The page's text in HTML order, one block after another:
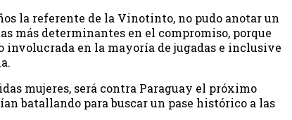
la referente de la Vinotinto, no pudo anotar un
más determinantes en el compromiso, porque
involucrada en la mayoría de jugadas e inclusive
mujeres, será contra Paraguay el próximo
batallando para buscar un pase histórico a las